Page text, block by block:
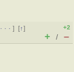
· · ·][↑]
+2
+ / –